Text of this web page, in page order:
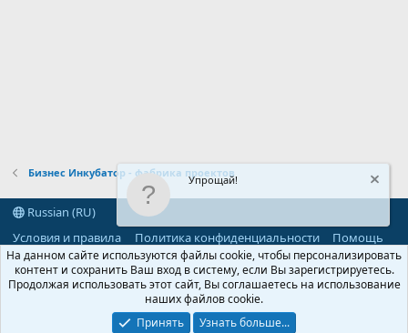
Бизнес Инкубатор - фабрика проектов
Russian (RU)
Условия и правила
Политика конфиденциальности Помощь
R
S
Community platform by XenForo® © 2010-2026 XenForo Ltd.
Parts of this site powered byadd-ons from DragonByte™
DragonByte Technologies(Details)
©2010-2026 XenForo Ltd.
Упрощай!
На данном сайте используются файлы cookie, чтобы персонализировать
контент и сохранить Ваш вход в систему, если Вы зарегистрируетесь.
Продолжая использовать этот сайт, Вы соглашаетесь на использование
наших файлов cookie.
Принять
Узнать больше...